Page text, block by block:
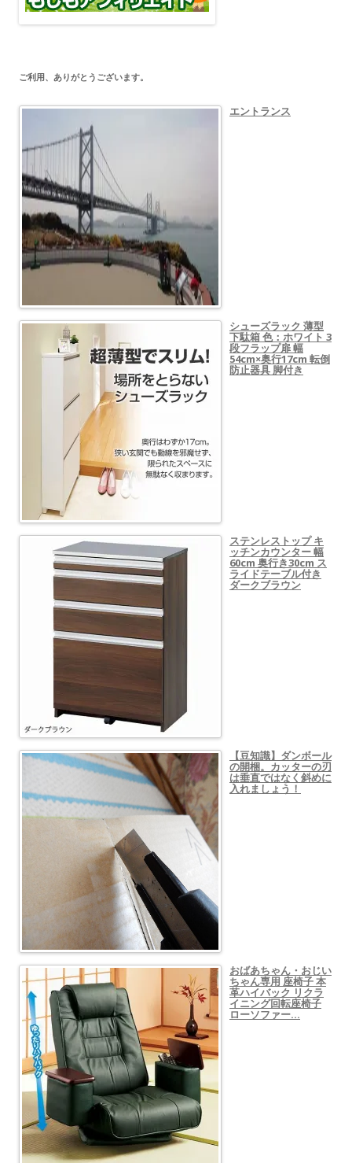
ご利用、ありがとうございます。
エントランス
シューズラック 薄型
下駄箱 色：ホワイト 3
段フラップ扉 幅
54cm×奥行17cm 転倒
防止器具 脚付き
ステンレストップ キ
ッチンカウンター 幅
60cm 奥行き30cm ス
ライドテーブル付き
ダークブラウン
【豆知識】ダンボール
の開梱。カッターの刃
は垂直ではなく斜めに
入れましょう！
おばあちゃん・おじい
ちゃん専用 座椅子 本
革ハイバック リクラ
イニング回転座椅子
ローソファー…